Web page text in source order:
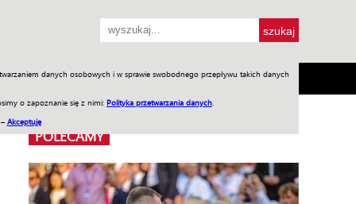
danych osobowych i w sprawie swobodnego przepływu takich danych
o zapoznanie się z nimi: Polityka przetwarzania danych
Akceptuję
SKLEP Jednodniówki Praca w WIW
POLECAMY